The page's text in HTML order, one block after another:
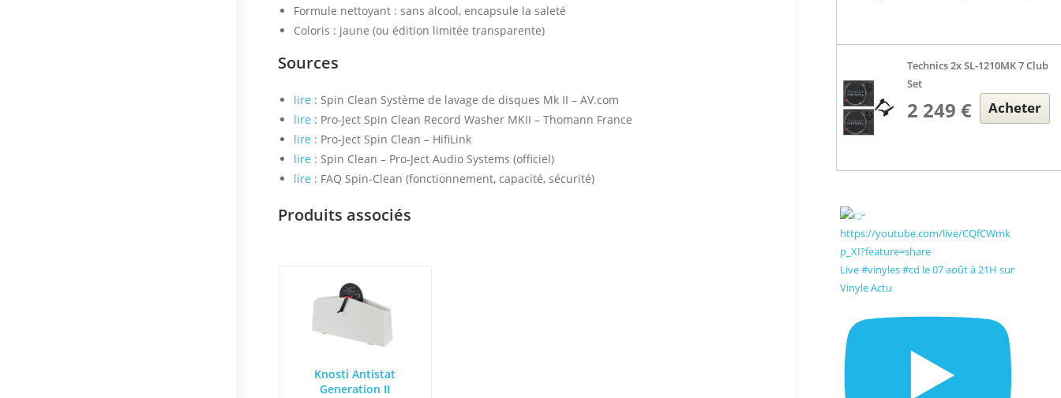
Formule nettoyant : sans alcool, encapsule la saleté
Coloris : jaune (ou édition limitée transparente)
Sources
lire : Spin Clean Système de lavage de disques Mk II – AV.com
lire : Pro‑Ject Spin Clean Record Washer MKII – Thomann France
lire : Pro‑Ject Spin Clean – HifiLink
lire : Spin Clean – Pro‑Ject Audio Systems (officiel)
lire : FAQ Spin‑Clean (fonctionnement, capacité, sécurité)
Produits associés
Knosti Antistat
Generation II
Technics 2x SL-1210MK 7 Club
Set
2 249 € Acheter
Live #vinyles #cd le 07 août à 21H sur
Vinyle Actu